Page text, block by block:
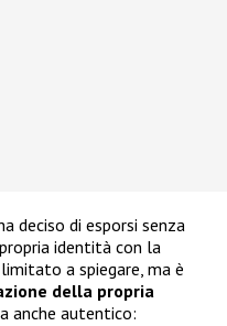
deciso di esporsi senza
identità con la
a spiegare, ma è
della propria
anche autentico: